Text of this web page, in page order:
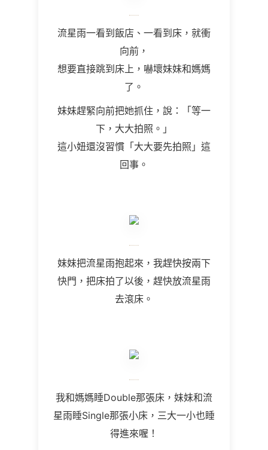
流星雨一看到飯店、一看到床，就衝
向前，
想要直接跳到床上，嚇壞妹妹和媽媽
了。
妹妹趕緊向前把她抓住，說：「等一
下，大大拍照。」
這小妞還沒習慣「大大要先拍照」這
回事。
妹妹把流星雨抱起來，我趕快按兩下
快門，把床拍了以後，趕快放流星雨
去滾床。
我和媽媽睡Double那張床，妹妹和流
星雨睡Single那張小床，三大一小也睡
得進來喔！